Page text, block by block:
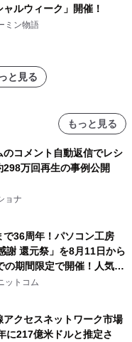
ルウィーク」開催！
ミン物語
と見る
もっと見る
のコメント自動返信でレシ
298万回再生の事例公開
ョナ
で36周年！パソコン工房
謝 還元祭」を8月11日から
の期間限定で開催！人気の
や高性能ノートPCなど
PCのご購入で最大3万円分
ットコム
アクセスネットワーク市場
に217億米ドルと推定さ